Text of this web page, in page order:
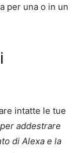
per una o in un
intatte le tue
addestrare
di Alexa e la